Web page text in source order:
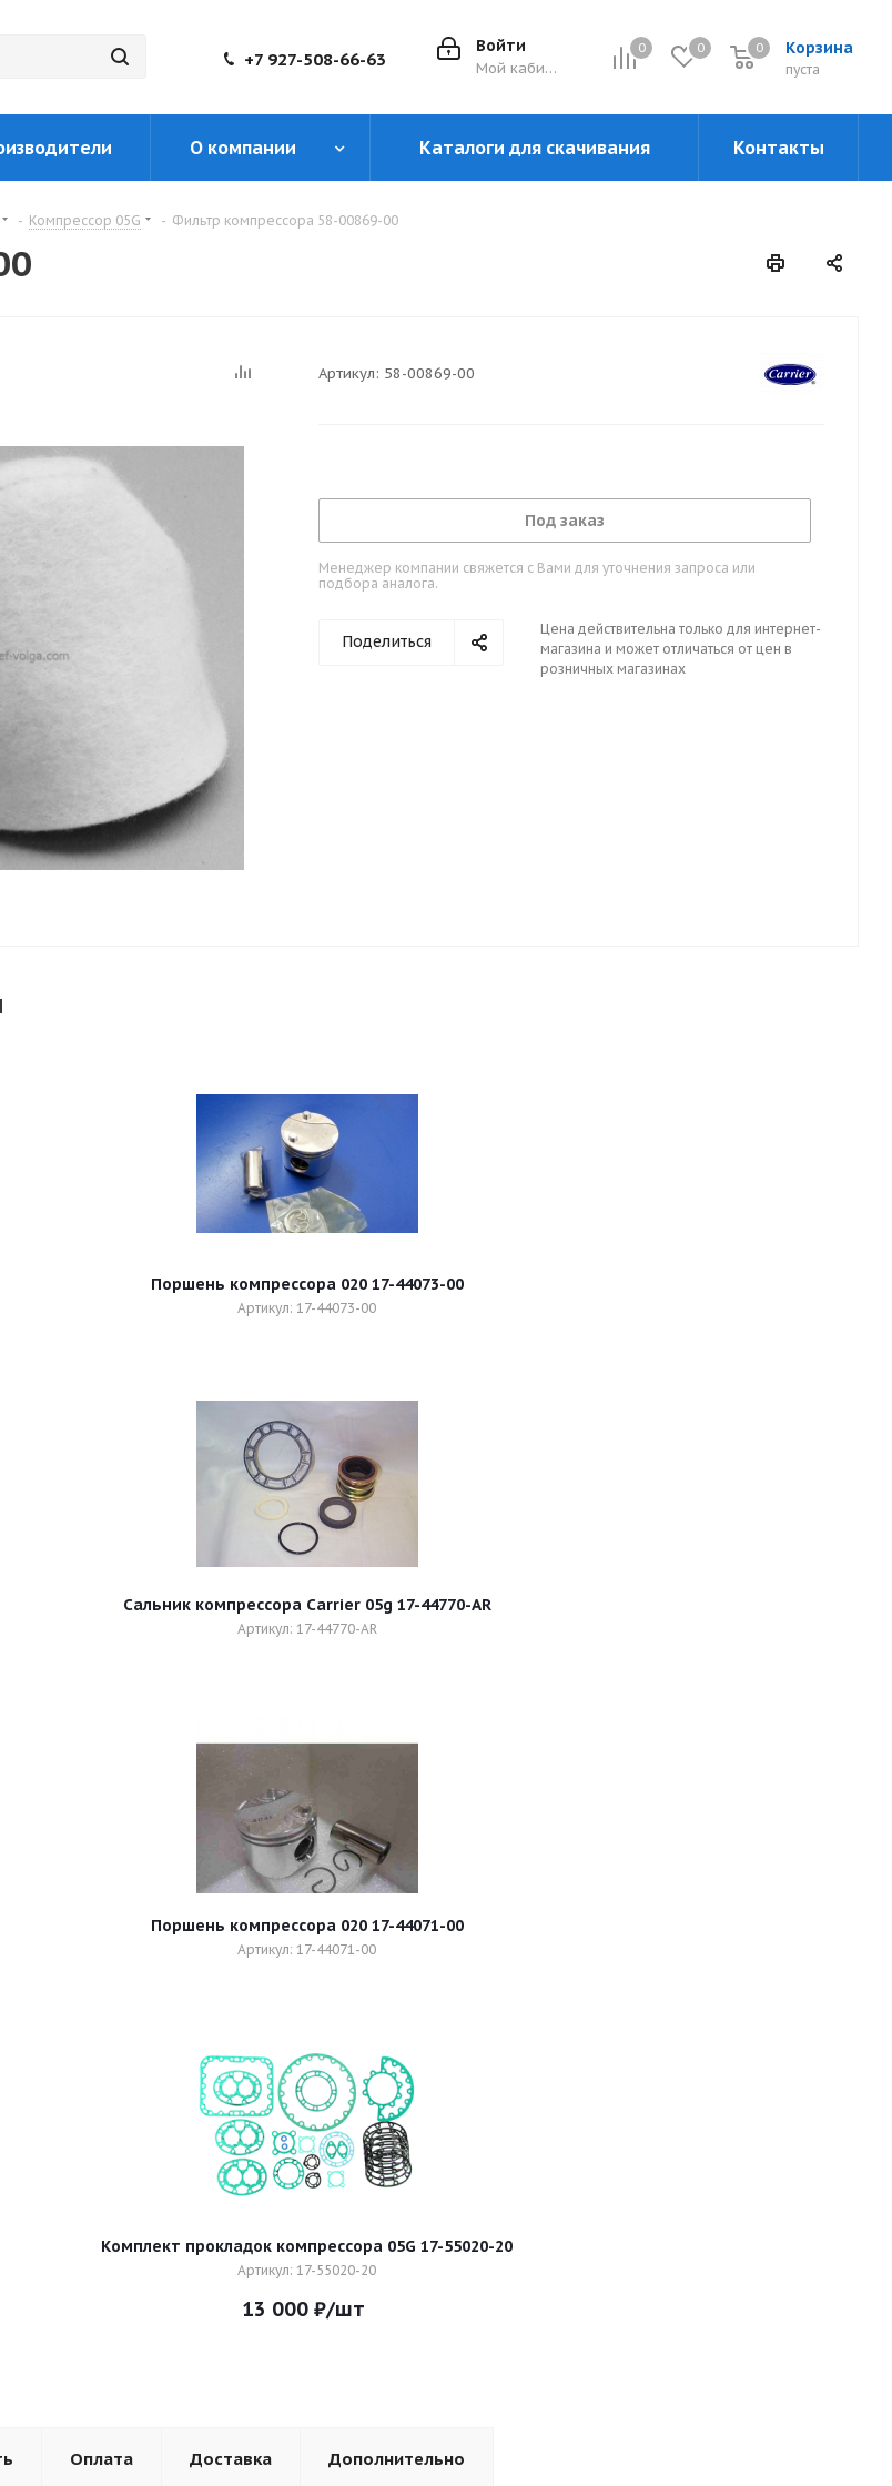
0 0 Корзина
0
пуста
0
Войти
Мой кабинет
+7 927-508-66-63
О компании Каталоги для скачивания Контакты
- Компрессор 05G - Фильтр компрессора 58-00869-00
Артикул: 58-00869-00
Под заказ
Менеджер компании свяжется с Вами для уточнения запроса или
подбора аналога.
Поделиться
Цена действительна только для интернет-
магазина и может отличаться от цен в
розничных магазинах
Поршень компрессора 020 17-44073-00
Артикул: 17-44073-00
Сальник компрессора Carrier 05g 17-44770-AR
Артикул: 17-44770-AR
Поршень компрессора 020 17-44071-00
Артикул: 17-44071-00
Комплект прокладок компрессора 05G 17-55020-20
Артикул: 17-55020-20
13 000₽/шт
Оплата Доставка Дополнительно